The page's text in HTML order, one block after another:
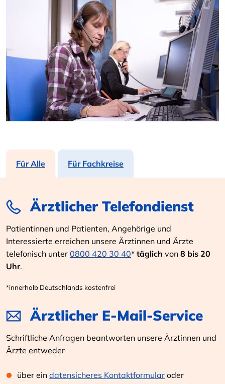
Für Alle Für Fachkreise
Ärztlicher Telefondienst
Patientinnen und Patienten, Angehörige und
Interessierte erreichen unsere Ärztinnen und Ärzte
telefonisch unter 0800 420 30 40* täglich von 8 bis 20
Uhr.
*innerhalb Deutschlands kostenfrei
Ärztlicher E-Mail-Service
Schriftliche Anfragen beantworten unsere Ärztinnen und
Ärzte entweder
über ein datensicheres Kontaktformular oder